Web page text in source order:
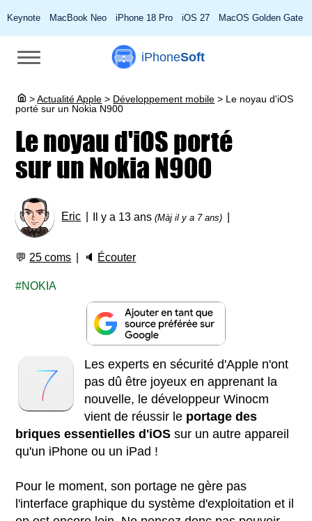
Keynote MacBook Neo iPhone 18 Pro iOS 27 MacOS Golden Gate
iPhoneSoft
> Actualité Apple > Développement mobile > Le noyau d'iOS
porté sur un Nokia N900
Le noyau d'iOS porté
sur un Nokia N900
Eric Il y a 13 ans(Màj il y a 7 ans)
💬 25 coms 🔈 Écouter
NOKIA
Les experts en sécurité d'Apple n'ont
pas dû être joyeux en apprenant la
nouvelle, le développeur Winocm
vient de réussir le portage des
briques essentielles d'iOS sur un autre appareil
qu'un iPhone ou un iPad !
Pour le moment, son portage ne gère pas
l'interface graphique du système d'exploitation et il